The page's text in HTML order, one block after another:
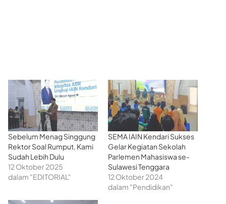
Sebelum Menag Singgung
Rektor Soal Rumput, Kami
Sudah Lebih Dulu
12 Oktober 2025
dalam "EDITORIAL"
SEMA IAIN Kendari Sukses
Gelar Kegiatan Sekolah
Parlemen Mahasiswa se-
Sulawesi Tenggara
12 Oktober 2024
dalam "Pendidikan"